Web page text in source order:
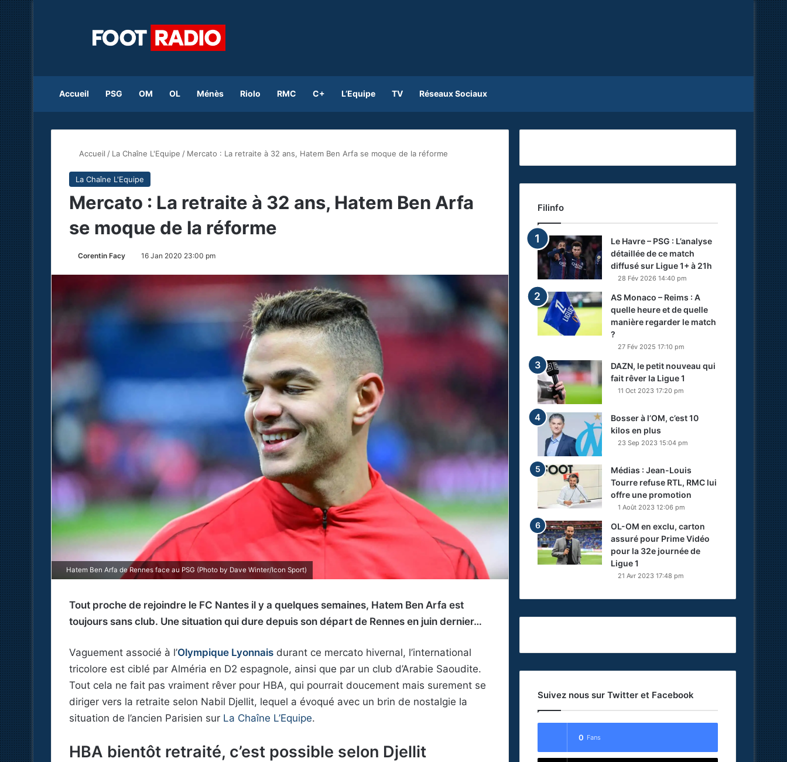
Accueil PSG OM OL Ménès Riolo RMC C+ L’Equipe TV Réseaux Sociaux
Accueil / La Chaîne L'Equipe / Mercato : La retraite à 32 ans, Hatem Ben Arfa se moque de la réforme
La Chaîne L'Equipe
Mercato : La retraite à 32 ans, Hatem Ben Arfa
se moque de la réforme
Corentin Facy 16 Jan 2020 23:00 pm
Hatem Ben Arfa de Rennes face au PSG (Photo by Dave Winter/Icon Sport)
Tout proche de rejoindre le FC Nantes il y a quelques semaines, Hatem Ben Arfa est
toujours sans club. Une situation qui dure depuis son départ de Rennes en juin dernier…
Vaguement associé à l’Olympique Lyonnais durant ce mercato hivernal, l’international
tricolore est ciblé par Alméria en D2 espagnole, ainsi que par un club d’Arabie Saoudite.
Tout cela ne fait pas vraiment rêver pour HBA, qui pourrait doucement mais surement se
diriger vers la retraite selon Nabil Djellit, lequel a évoqué avec un brin de nostalgie la
situation de l’ancien Parisien sur La Chaîne L’Equipe.
HBA bientôt retraité, c’est possible selon Djellit
Filinfo
Le Havre – PSG : L’analyse
détaillée de ce match
diffusé sur Ligue 1+ à 21h
28 Fév 2026 14:40 pm
AS Monaco – Reims : A
quelle heure et de quelle
manière regarder le match
?
27 Fév 2025 17:10 pm
DAZN, le petit nouveau qui
fait rêver la Ligue 1
11 Oct 2023 17:20 pm
Bosser à l’OM, c’est 10
kilos en plus
23 Sep 2023 15:04 pm
Médias : Jean-Louis
Tourre refuse RTL, RMC lui
offre une promotion
1 Août 2023 12:06 pm
OL-OM en exclu, carton
assuré pour Prime Vidéo
pour la 32e journée de
Ligue 1
21 Avr 2023 17:48 pm
Suivez nous sur Twitter et Facebook
0 Fans